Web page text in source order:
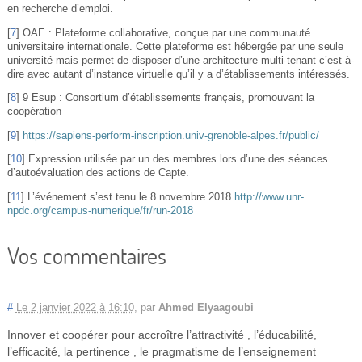
en recherche d’emploi.
[7] OAE : Plateforme collaborative, conçue par une communauté
universitaire internationale. Cette plateforme est hébergée par une seule
université mais permet de disposer d’une architecture multi-tenant c’est-à-
dire avec autant d’instance virtuelle qu’il y a d’établissements intéressés.
8] 9 Esup : Consortium d’établissements français, promouvant la
coopération
[9] https://sapiens-perform-inscription.univ-grenoble-alpes.fr/public/
10]
Expression utilisée par un des membres lors d’une des séances
d’autoévaluation des actions de Capte.
11] L’événement s’est tenu le 8 novembre 2018 http://www.unr-
npdc.org/campus-numerique/fr/run-2018
Vos commentaires
# Le 2 janvier 2022 à 16:10, par Ahmed Elyaagoubi
Innover et coopérer pour accroître l’attractivité , l’éducabilité,
l’efficacité, la pertinence , le pragmatisme de l’enseignement